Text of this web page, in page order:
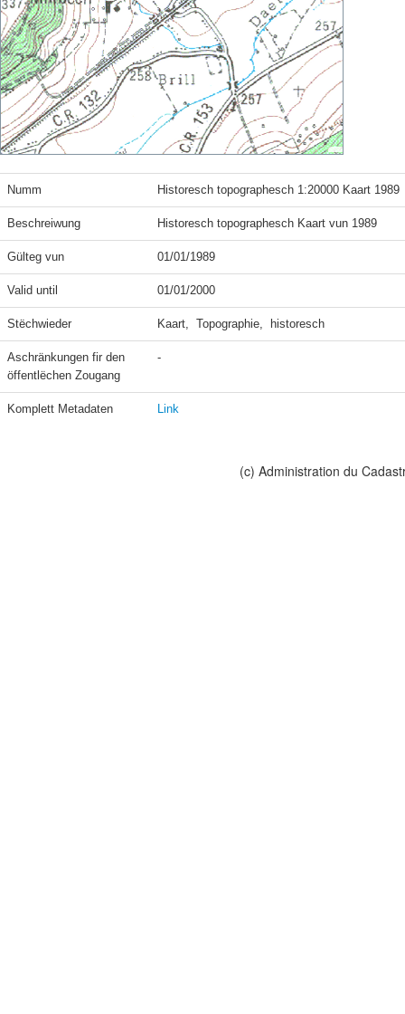
Numm Historesch topographesch 1:20000 Kaart 1989
Beschreiwung
Gülteg vun 01/01/1989
Valid until 01/01/2000
Stëchwieder Kaart,  Topographie,  historesch
Aschränkungen fir den
öffentlëchen Zougang
-
Komplett Metadaten Link
(c) Administration du